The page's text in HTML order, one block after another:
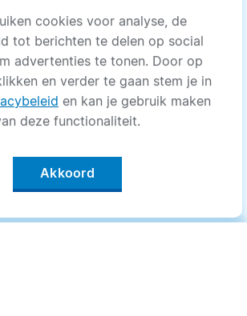
cookies voor analyse, de
tot berichten te delen op social
advertenties te tonen. Door op
en verder te gaan stem je in
en kan je gebruik maken
deze functionaliteit.
Akkoord